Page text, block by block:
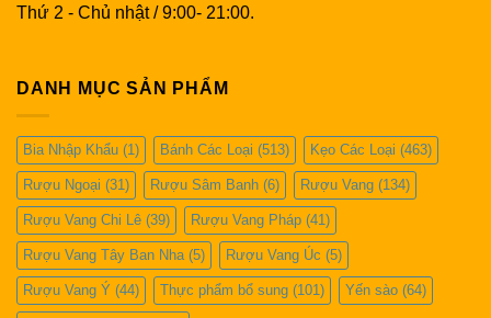
Thứ 2 - Chủ nhật / 9:00- 21:00.
DANH MỤC SẢN PHẨM
Bia Nhập Khẩu (1) Bánh Các Loại (513) Kẹo Các Loại (463)
Rượu Ngoại (31) Rượu Sâm Banh (6) Rượu Vang (134)
Rượu Vang Chi Lê (39) Rượu Vang Pháp (41)
Rượu Vang Tây Ban Nha (5) Rượu Vang Úc (5)
Rượu Vang Ý (44) Thực phẩm bổ sung (101) Yến sào (64)